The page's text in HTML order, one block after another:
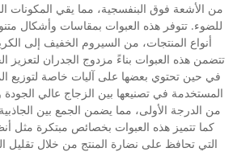
من الأشعة فوق البنفسجية، مما يقي المكونات
للضوء. تتوفر هذه العبوات بمقاسات وأشكال
أنواع المنتجات، من السيروم الخفيف إلى
تتضمن هذه العبوات بناءً مزدوج الجدران لتعزيز
في حين تحتوي بعضها على آليات خاصة لتوزيع
المستخدمة في تصنيعها بين الزجاج عالي الجودة
من الدرجة الأولى، مما يضمن الجمع بين
كما تتميز هذه العبوات بخصائص مبتكرة مثل
التي تحافظ على نضارة المنتج من خلال تقليل